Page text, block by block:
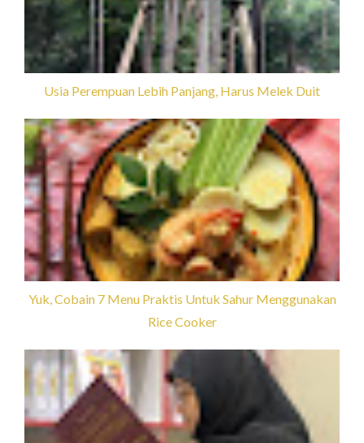
Usia Perempuan Lebih Panjang, Harus Melek Duit
Yuk, Cobain 7 Menu Praktis Untuk Sahur Menggunakan
Rice Cooker